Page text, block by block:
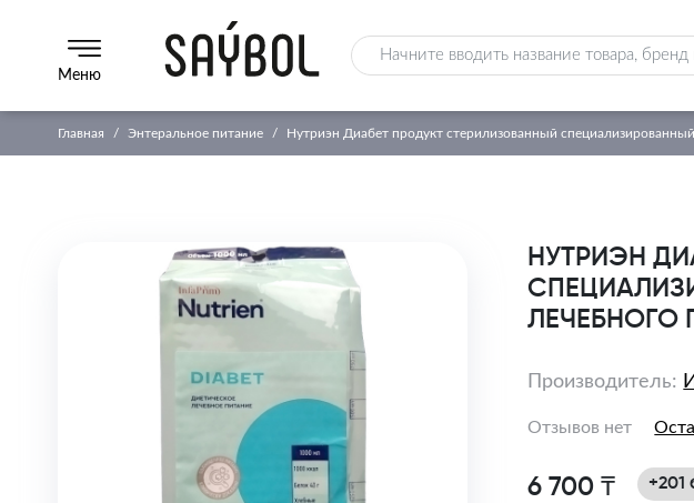
Меню
Главная Энтеральное питание Нутриэн Диабет продукт стерилизованный
НУТРИЭН
ЛЕЧЕБНОГО
Производитель:
Отзывов нет
6 700 ₸ +201